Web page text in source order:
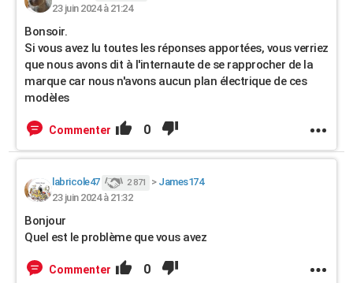
23 juin 2024 à 21:24
Bonsoir.
Si vous avez lu toutes les réponses apportées, vous verriez
que nous avons dit à l'internaute de se rapprocher de la
marque car nous n'avons aucun plan électrique de ces
modèles
Commenter 0
labricole47 2 871 > James174
23 juin 2024 à 21:32
Bonjour
Quel est le problème que vous avez
Commenter 0